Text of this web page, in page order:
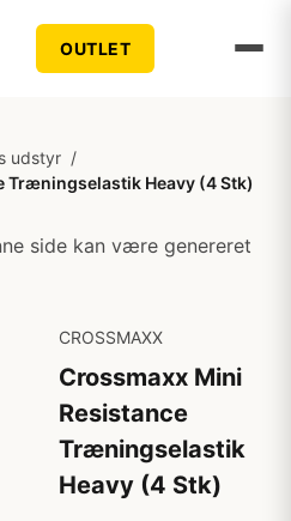
OUTLET
udstyr /
Træningselastik Heavy (4 Stk)
side kan være genereret
CROSSMAXX
Crossmaxx Mini
Resistance
Træningselastik
Heavy (4 Stk)